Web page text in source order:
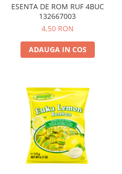
ESENTA DE ROM RUF 4BUC
132667003
4,50 RON
ADAUGA IN COS